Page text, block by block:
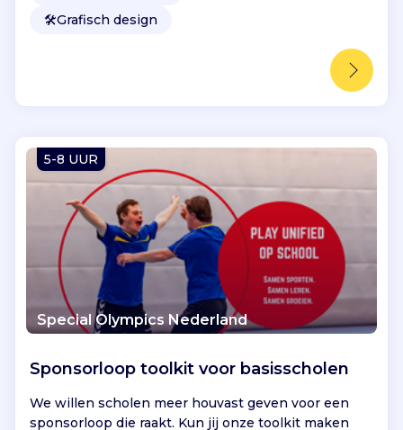
🛠️Grafisch design
5-8 UUR
Special Olympics Nederland
Sponsorloop toolkit voor basisscholen
We willen scholen meer houvast geven voor een
sponsorloop die raakt. Kun jij onze toolkit maken